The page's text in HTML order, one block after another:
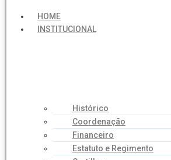
HOME
INSTITUCIONAL
Histórico
Coordenação
Financeiro
Estatuto e Regimento